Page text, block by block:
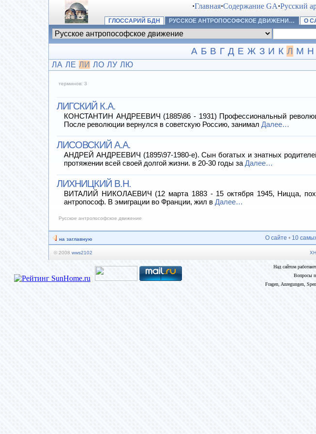
·Главная·Содержание GA·Русский
ГЛОССАРИЙ БДН
РУССКОЕ АНТРОПОСОФСКОЕ ДВИЖЕНИ… О
А Б В Г Д Е Ж З И К Л М Н
ЛА ЛЕ ЛИ ЛО ЛУ ЛЮ
терминов: 3
ЛИГСКИЙ К.А.
КОНСТАНТИН АНДРЕЕВИЧ (1885\86 - 1931) Профессиональный
После революции вернулся в советскую Россию, занимал Далее…
ЛИСОВСКИЙ А.А.
АНДРЕЙ АНДРЕЕВИЧ (1895\97-1980-е). Сын богатых и знатных
протяжении всей своей долгой жизни. в 20-30 годы за Далее…
ЛИХНИЦКИЙ В.Н.
ВИТАЛИЙ НИКОЛАЕВИЧ (12 марта 1883 - 15 октября 1945, Ницца,
антропософ. В эмиграции во Франции, жил в Далее…
Русское антропософское движение
на заглавную О сайте • 10
© 2008 wws2102
Над сайтом
Вопросы
Fragen, Anregungen,